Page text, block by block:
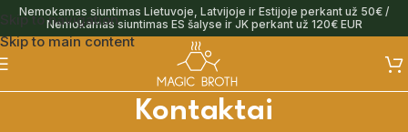
Skip to navigation
Skip to main content
Nemokamas siuntimas Lietuvoje, Latvijoje ir Estijoje perkant už 50€ /
Nemokamas siuntimas ES šalyse ir JK perkant už 120€ EUR
Kontaktai